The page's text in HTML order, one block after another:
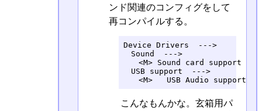
ンド関連のコンフィグをして
再コンパイルする。
Device Drivers  --->
Sound  --->
<M> Sound card support
USB support  --->
<M>   USB Audio support
こんなもんかな。玄箱用パ